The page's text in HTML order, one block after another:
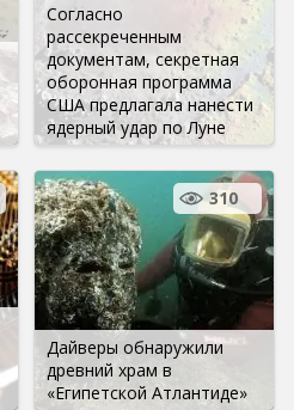
Согласно
рассекреченным
документам, секретная
оборонная программа
США предлагала нанести
ядерный удар по Луне
Дайверы обнаружили
древний храм в
«Египетской Атлантиде»
310